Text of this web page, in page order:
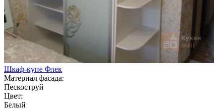
Шкаф-купе Флек
Материал фасада:
Пескоструй
Цвет:
Белый